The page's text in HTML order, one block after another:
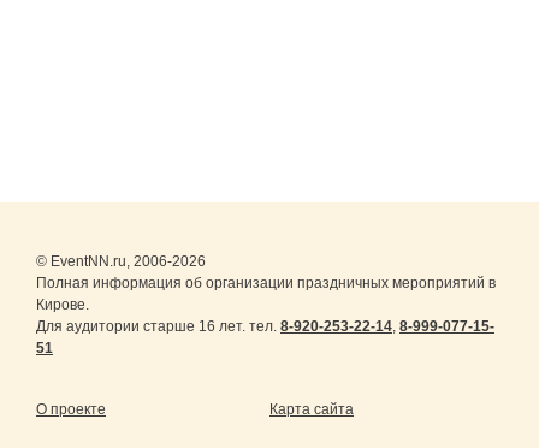
© EventNN.ru, 2006-2026
Полная информация об организации праздничных мероприятий в
Кирове.
Для аудитории старше 16 лет. тел. 8-920-253-22-14, 8-999-077-15-
51
О проекте Карта сайта